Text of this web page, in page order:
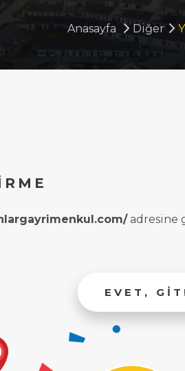
Anasayfa Diğer
adresine
EVET,